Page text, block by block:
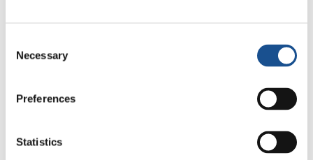
Selection
Necessary
Preferences
Statistics
impegnati nella
Settimana Mondo
Unito